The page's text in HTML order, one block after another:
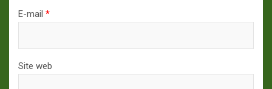
E-mail *
Site web